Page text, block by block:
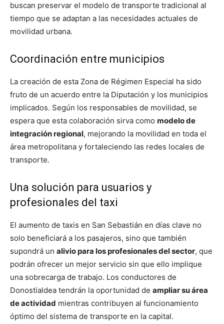
buscan preservar el modelo de transporte tradicional al
tiempo que se adaptan a las necesidades actuales de
movilidad urbana.
Coordinación entre municipios
La creación de esta Zona de Régimen Especial ha sido
fruto de un acuerdo entre la Diputación y los municipios
implicados. Según los responsables de movilidad, se
espera que esta colaboración sirva como modelo de
integración regional, mejorando la movilidad en toda el
área metropolitana y fortaleciendo las redes locales de
transporte.
Una solución para usuarios y
profesionales del taxi
El aumento de taxis en San Sebastián en días clave no
solo beneficiará a los pasajeros, sino que también
supondrá un alivio para los profesionales del sector, que
podrán ofrecer un mejor servicio sin que ello implique
una sobrecarga de trabajo. Los conductores de
Donostialdea tendrán la oportunidad de ampliar su área
de actividad mientras contribuyen al funcionamiento
óptimo del sistema de transporte en la capital.